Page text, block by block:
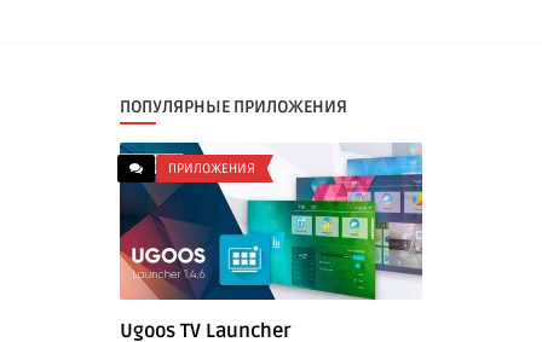
ПОПУЛЯРНЫЕ ПРИЛОЖЕНИЯ
ПРИЛОЖЕНИЯ
Ugoos TV Launcher